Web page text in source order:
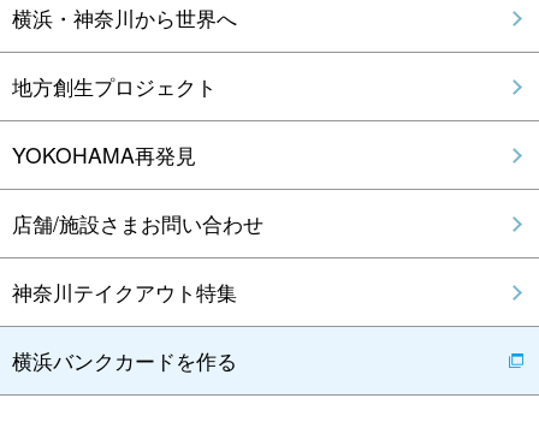
横浜・神奈川から世界へ
地方創生プロジェクト
YOKOHAMA再発見
店舗/施設さまお問い合わせ
神奈川テイクアウト特集
横浜バンクカードを作る